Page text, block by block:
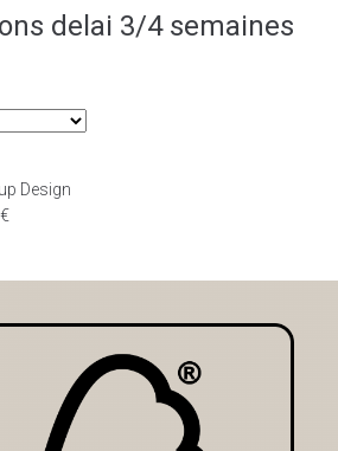
delai 3/4 semaines
Design
€